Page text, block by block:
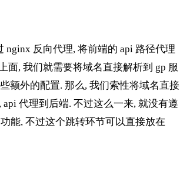
nginx 反向代理, 将前端的 api 路径代理
面, 我们就需要将域名直接解析到 gp 服
额外的配置. 那么, 我们索性将域名直接
代理到后端. 不过这么一来, 就没有遵
能, 不过这个跳转环节可以直接放在